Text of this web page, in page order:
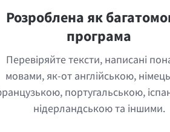
Розроблена як
програма
Перевіряйте тексти, написані
мовами, як-от англійською,
португальською,
нідерландською та іншими.